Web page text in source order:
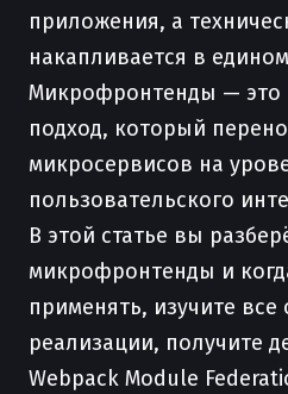
приложения, а
накапливается в
Микрофронтенды — это
подход, который
микросервисов на
пользовательского
В этой статье вы
микрофронтенды и
применять, изучите
реализации, получите
Webpack Module